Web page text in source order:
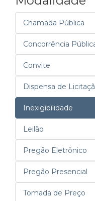
Chamada Pública
Concorrência
Convite
Dispensa de
Inexigibilidade
Leilão
Pregão Eletrônico
Pregão Presencial
Tomada de Preço